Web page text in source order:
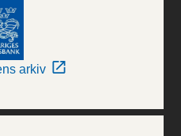
arkiv